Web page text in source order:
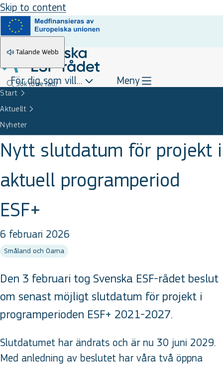
Skip to content
Talande Webb
Sök(övre rad)
För dig som vill... Meny
Start
Aktuellt
Nyheter
Nytt slutdatum för projekt i
aktuell programperiod
ESF+
6 februari 2026
Småland och Öarna
Den 3 februari tog Svenska ESF-rådet beslut
om senast möjligt slutdatum för projekt i
programperioden ESF+ 2021-2027.
Slutdatumet har ändrats och är nu 30 juni 2029.
Med anledning av beslutet har våra två öppna